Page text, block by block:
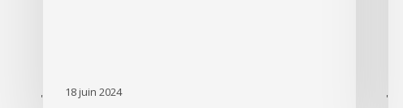
' 18 juin 2024 '